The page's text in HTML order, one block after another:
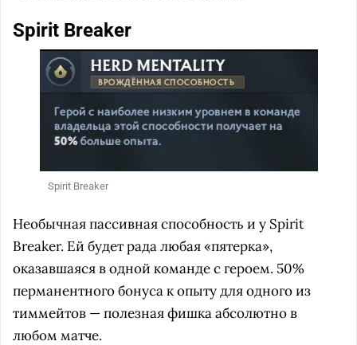
Spirit Breaker
Spirit Breaker
Необычная пассивная способность и у Spirit
Breaker. Ей будет рада любая «пятерка»,
оказавшаяся в одной команде с героем. 50%
перманентного бонуса к опыту для одного из
тиммейтов — полезная фишка абсолютно в
любом матче.